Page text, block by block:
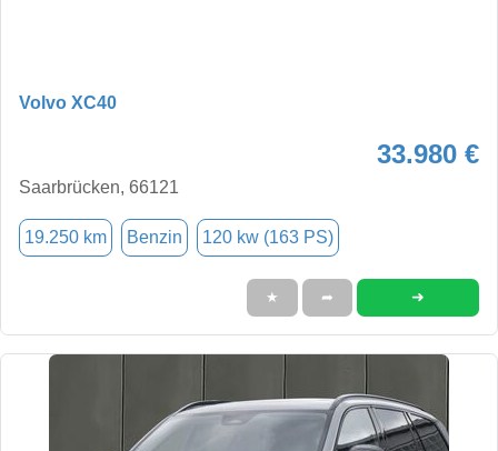
Volvo XC40
33.980 €
Saarbrücken, 66121
19.250 km Benzin 120 kw (163 PS)
★ ➦ ➜